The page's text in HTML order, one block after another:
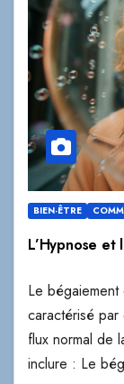
BIEN-ÊTRE
L’Hypnose et
Le
caractérisé par
flux normal de
inclure : Le